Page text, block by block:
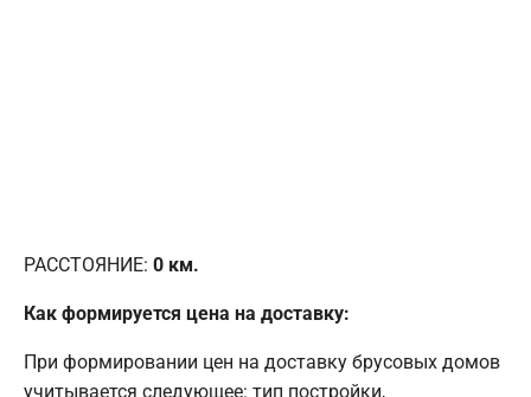
РАССТОЯНИЕ: 0 км.
Как формируется цена на доставку:
При формировании цен на доставку брусовых домов
учитывается следующее: тип постройки,